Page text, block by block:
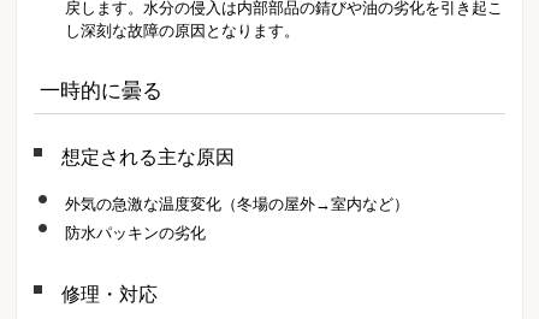
戻します。水分の侵入は内部部品の錆びや油の劣化を引き起こ
し深刻な故障の原因となります。
一時的に曇る
想定される主な原因
外気の急激な温度変化（冬場の屋外→室内など）
防水パッキンの劣化
修理・対応